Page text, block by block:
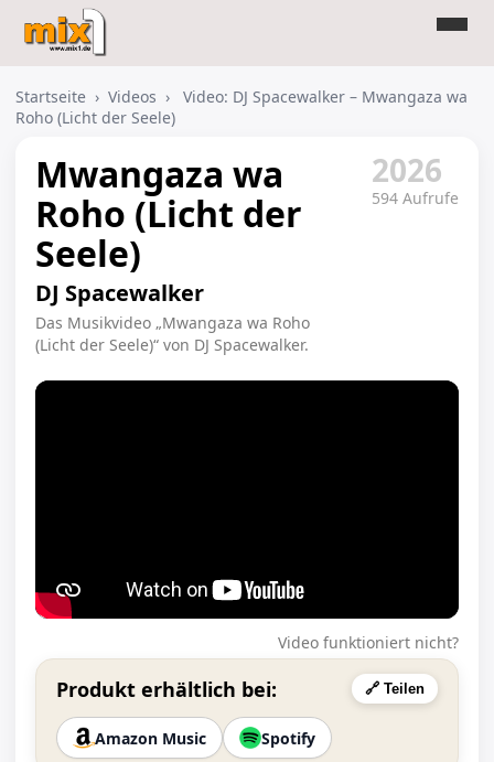
Startseite › Videos ›
Video: DJ Spacewalker – Mwangaza wa
Roho (Licht der Seele)
Mwangaza wa
Roho (Licht der
Seele)
DJ Spacewalker
Das Musikvideo „Mwangaza wa Roho
(Licht der Seele)“ von DJ Spacewalker.
2026
594 Aufrufe
Video funktioniert nicht?
Produkt erhältlich bei: 🔗 Teilen
Amazon Music Spotify